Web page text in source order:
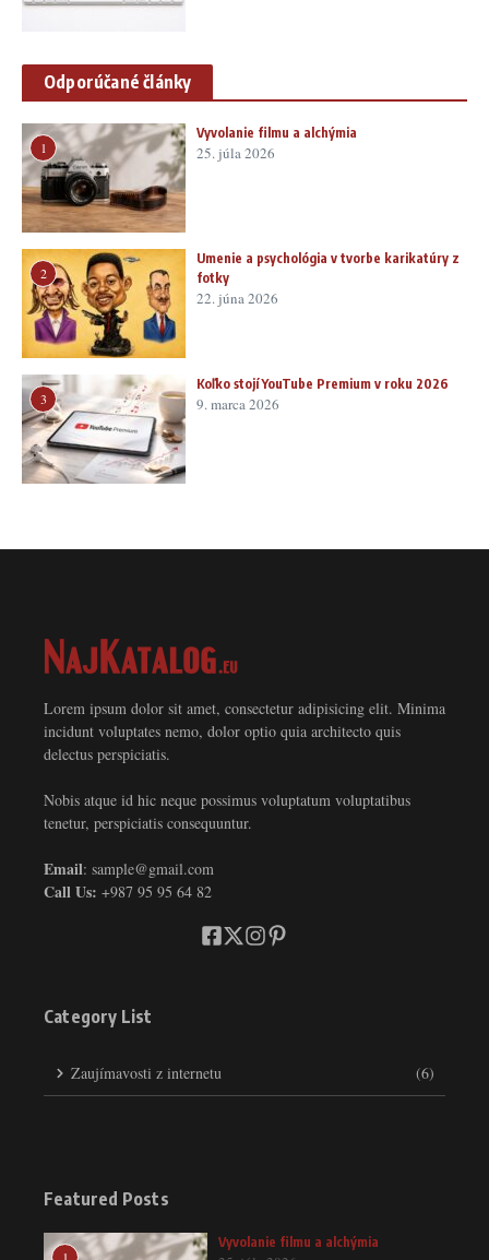
Odporúčané články
1
Vyvolanie filmu a alchýmia
25. júla 2026
2
Umenie a psychológia v tvorbe karikatúry z
fotky
22. júna 2026
3
Koľko stojí YouTube Premium v roku 2026
9. marca 2026
Lorem ipsum dolor sit amet, consectetur adipisicing elit. Minima
incidunt voluptates nemo, dolor optio quia architecto quis
delectus perspiciatis.
Nobis atque id hic neque possimus voluptatum voluptatibus
tenetur, perspiciatis consequuntur.
Email: sample@gmail.com
Call Us: +987 95 95 64 82
Category List
Zaujímavosti z internetu (6)
Featured Posts
Vyvolanie filmu a alchýmia